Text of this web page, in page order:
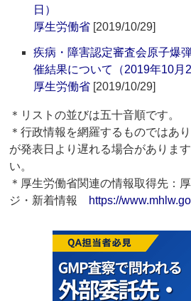
日）
厚生労働省 [2019/10/29]
疾病・障害認定審査会原子爆
催結果について（2019年10月
厚生労働省 [2019/10/29]
＊リストの並びは五十音順です。
＊行政情報を網羅するものではあ
が発表日より遅れる場合がありま
い。
＊厚生労働省関連の情報取得先：
ジ・新着情報 https://